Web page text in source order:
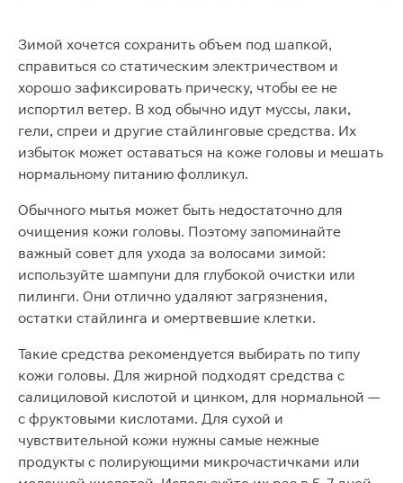
Зимой хочется сохранить объем под шапкой,
справиться со статическим электричеством и
хорошо зафиксировать прическу, чтобы ее не
испортил ветер. В ход обычно идут муссы, лаки,
гели, спреи и другие стайлинговые средства. Их
избыток может оставаться на коже головы и мешать
нормальному питанию фолликул.
Обычного мытья может быть недостаточно для
очищения кожи головы. Поэтому запоминайте
важный совет для ухода за волосами зимой:
используйте шампуни для глубокой очистки или
пилинги. Они отлично удаляют загрязнения,
остатки стайлинга и омертвевшие клетки.
Такие средства рекомендуется выбирать по типу
кожи головы. Для жирной подходят средства с
салициловой кислотой и цинком, для нормальной —
с фруктовыми кислотами. Для сухой и
чувствительной кожи нужны самые нежные
продукты с полирующими микрочастичками или